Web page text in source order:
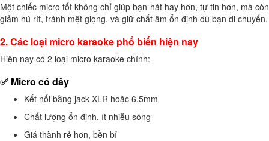
Một chiếc micro tốt không chỉ giúp bạn hát hay hơn, tự tin hơn, mà còn
giảm hú rít, tránh mệt giọng, và giữ chất âm ổn định dù bạn di chuyển.
2. Các loại micro karaoke phổ biến hiện nay
Hiện nay có 2 loại micro karaoke chính:
✅ Micro có dây
Kết nối bằng jack XLR hoặc 6.5mm
Chất lượng ổn định, ít nhiễu sóng
Giá thành rẻ hơn, bền bỉ